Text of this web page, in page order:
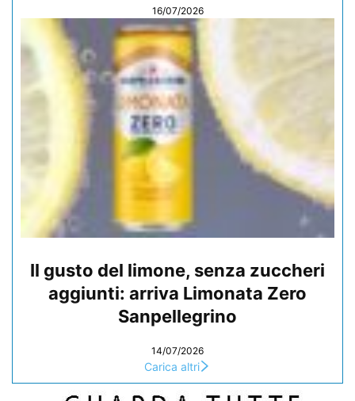
16/07/2026
Il gusto del limone, senza zuccheri
aggiunti: arriva Limonata Zero
Sanpellegrino
14/07/2026
Carica altri